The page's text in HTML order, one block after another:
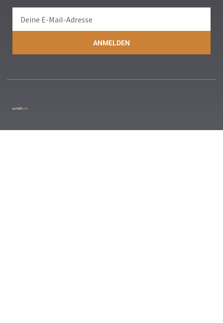
ANMELDEN